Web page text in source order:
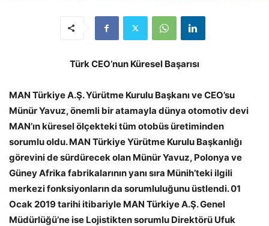
Türk CEO’nun Küresel Başarısı
MAN Türkiye A.Ş. Yürütme Kurulu Başkanı ve CEO’su
Münür Yavuz, önemli bir atamayla dünya otomotiv devi
MAN’ın küresel ölçekteki tüm otobüs üretiminden
sorumlu oldu. MAN Türkiye Yürütme Kurulu Başkanlığı
görevini de sürdürecek olan Münür Yavuz, Polonya ve
Güney Afrika fabrikalarının yanı sıra Münih’teki ilgili
merkezi fonksiyonların da sorumluluğunu üstlendi. 01
Ocak 2019 tarihi itibariyle MAN Türkiye A.Ş. Genel
Müdürlüğü’ne ise Lojistikten sorumlu Direktörü Ufuk